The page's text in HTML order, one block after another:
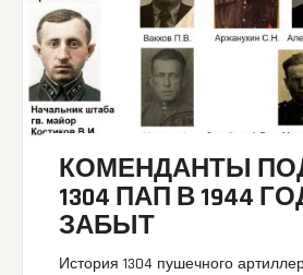
КОМЕНДАНТЫ
1304 ПАП В 1944
ЗАБЫТ
История 1304 пушечного